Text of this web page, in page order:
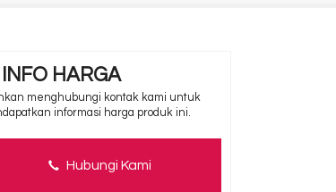
INFO HARGA
menghubungi kontak kami untuk
informasi harga produk ini.
Hubungi Kami